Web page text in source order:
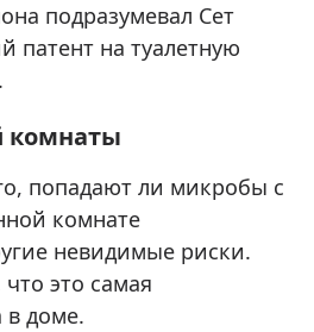
подразумевал Сет
патент на туалетную
комнаты
попадают ли микробы с
комнате
невидимые риски.
это самая
в доме.